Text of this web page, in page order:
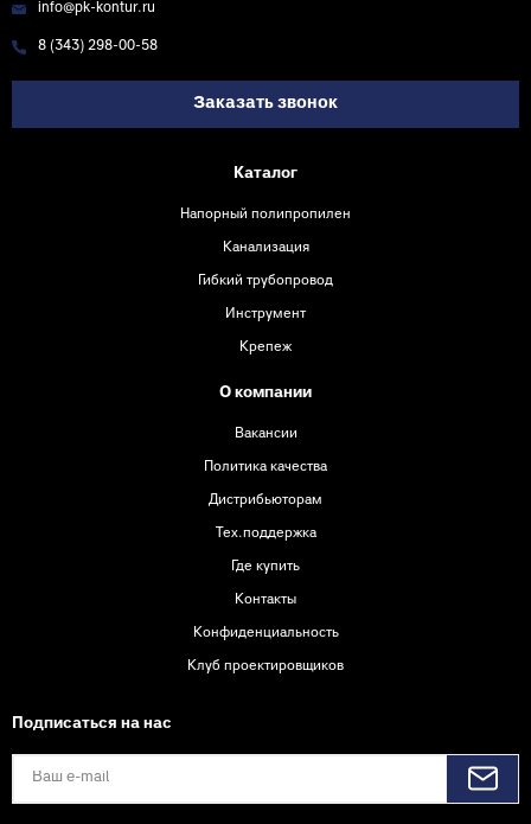
info@pk-kontur.ru
8 (343) 298-00-58
Заказать звонок
Каталог
Напорный полипропилен
Канализация
Гибкий трубопровод
Инструмент
Крепеж
О компании
Вакансии
Политика качества
Дистрибьюторам
Тех.поддержка
Где купить
Контакты
Конфиденциальность
Клуб проектировщиков
Подписаться на нас